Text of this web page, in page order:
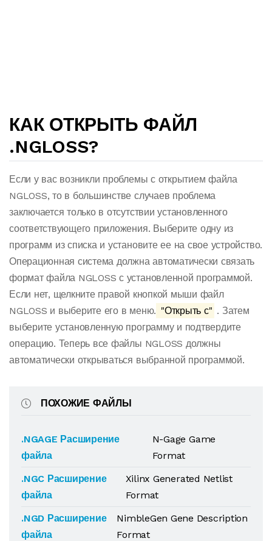
КАК ОТКРЫТЬ ФАЙЛ
.NGLOSS?
Если у вас возникли проблемы с открытием файла
NGLOSS, то в большинстве случаев проблема
заключается только в отсутствии установленного
соответствующего приложения. Выберите одну из
программ из списка и установите ее на свое устройство.
Операционная система должна автоматически связать
формат файла NGLOSS с установленной программой.
Если нет, щелкните правой кнопкой мыши файл
NGLOSS и выберите его в меню. "Открыть с" . Затем
выберите установленную программу и подтвердите
операцию. Теперь все файлы NGLOSS должны
автоматически открываться выбранной программой.
ПОХОЖИЕ ФАЙЛЫ
.NGAGE Расширение
файла
N-Gage Game
Format
.NGC Расширение
файла
Xilinx Generated Netlist
Format
.NGD Расширение
файла
NimbleGen Gene Description
Format